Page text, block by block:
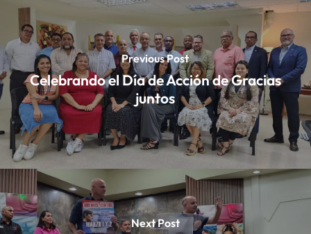
Previous Post
Celebrando el Día de Acción de Gracias
juntos
Next Post